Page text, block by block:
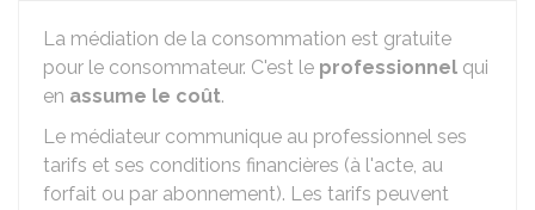
La médiation de la consommation est gratuite
pour le consommateur. C'est le professionnel qui
en assume le coût.
Le médiateur communique au professionnel ses
tarifs et ses conditions financières (à l'acte, au
forfait ou par abonnement). Les tarifs peuvent